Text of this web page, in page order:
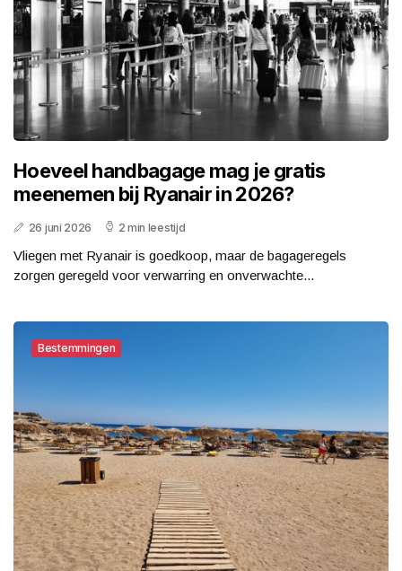
Hoeveel handbagage mag je gratis
meenemen bij Ryanair in 2026?
26 juni 2026 2 min leestijd
Vliegen met Ryanair is goedkoop, maar de bagageregels
zorgen geregeld voor verwarring en onverwachte...
Bestemmingen